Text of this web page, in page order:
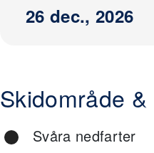
26 dec., 2026
Skidområde
Svåra nedfarter